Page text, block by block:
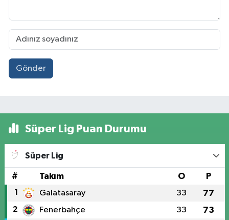
Gönder
Süper Lig Puan Durumu
Süper Lig
# Takım O P
1 Galatasaray 33 77
2 Fenerbahçe 33 73